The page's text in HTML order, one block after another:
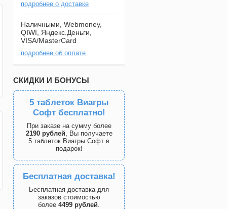
подробнее о доставке
Наличными, Webmoney,
QIWI, Яндекс.Деньги,
VISA/MasterCard
подробнее об оплате
СКИДКИ И БОНУСЫ
5 таблеток Виагры
Софт бесплатно!
При заказе на сумму более
2190 рублей, Вы получаете
5 таблеток Виагры Софт в
подарок!
Бесплатная доставка!
Бесплатная доставка для
заказов стоимостью
более 4499 рублей.